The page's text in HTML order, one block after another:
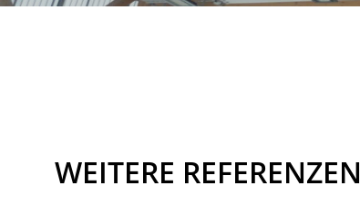
WEITERE REFERENZEN